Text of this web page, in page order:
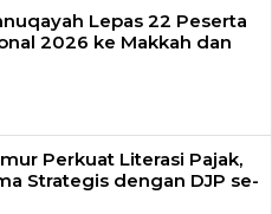
Lepas 22 Peserta
2026 ke Makkah dan
Perkuat Literasi Pajak,
Strategis dengan DJP se-